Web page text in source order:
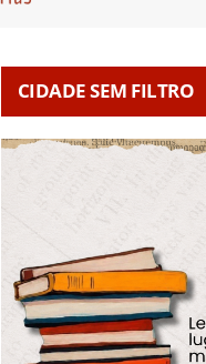
CIDADE SEM FILTRO